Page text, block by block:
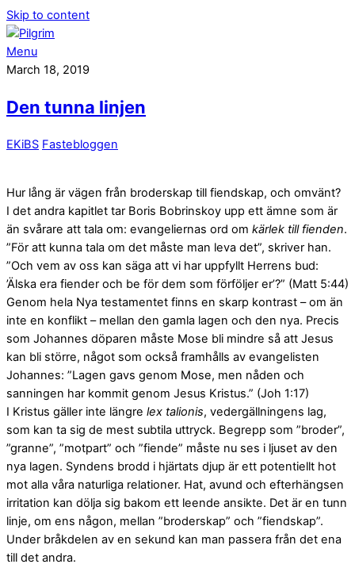
Skip to content
Menu
March 18, 2019
Den tunna linjen
EKiBS Fastebloggen
Hur lång är vägen från broderskap till fiendskap, och omvänt?
I det andra kapitlet tar Boris Bobrinskoy upp ett ämne som är
än svårare att tala om: evangeliernas ord om kärlek till fienden.
”För att kunna tala om det måste man leva det”, skriver han.
”Och vem av oss kan säga att vi har uppfyllt Herrens bud:
’Älska era fiender och be för dem som förföljer er’?” (Matt 5:44)
Genom hela Nya testamentet finns en skarp kontrast – om än
inte en konflikt – mellan den gamla lagen och den nya. Precis
som Johannes döparen måste Mose bli mindre så att Jesus
kan bli större, något som också framhålls av evangelisten
Johannes: ”Lagen gavs genom Mose, men nåden och
sanningen har kommit genom Jesus Kristus.” (Joh 1:17)
I Kristus gäller inte längre lex talionis, vedergällningens lag,
som kan ta sig de mest subtila uttryck. Begrepp som ”broder”,
”granne”, ”motpart” och ”fiende” måste nu ses i ljuset av den
nya lagen. Syndens brodd i hjärtats djup är ett potentiellt hot
mot alla våra naturliga relationer. Hat, avund och efterhängsen
irritation kan dölja sig bakom ett leende ansikte. Det är en tunn
linje, om ens någon, mellan ”broderskap” och ”fiendskap”.
Under bråkdelen av en sekund kan man passera från det ena
till det andra.